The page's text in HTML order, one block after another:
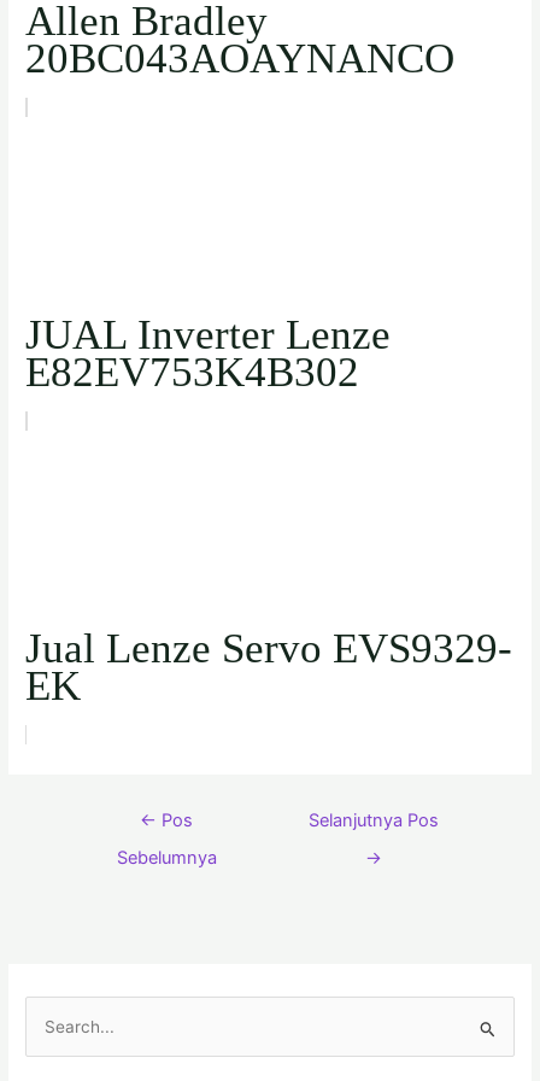
Allen Bradley
20BC043AOAYNANCO
JUAL Inverter Lenze
E82EV753K4B302
Jual Lenze Servo EVS9329-
EK
← Pos
Sebelumnya
Selanjutnya Pos
→